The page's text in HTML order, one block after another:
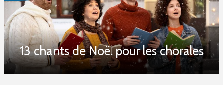
13 chants de Noël pour les chorales